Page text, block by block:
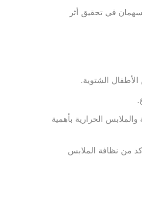
في تحقيق أثر
الشتوية.
الحرارية بأهمية
من نظافة الملابس